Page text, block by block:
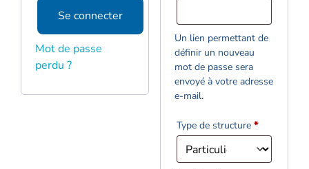
Se connecter
Mot de passe
perdu ?
Un lien permettant de
définir un nouveau
mot de passe sera
envoyé à votre adresse
e-mail.
Type de structure *